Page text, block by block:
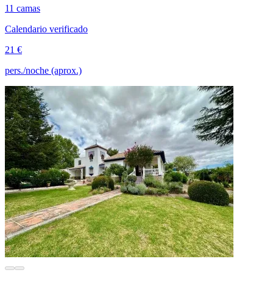
11 camas
Calendario verificado
21 €
pers./noche (aprox.)